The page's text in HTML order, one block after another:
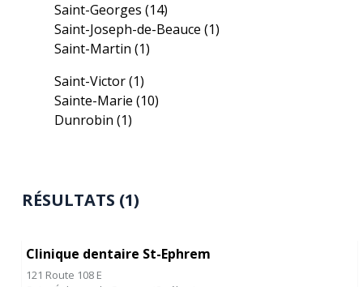
Saint-Georges(14)
Saint-Joseph-de-Beauce(1)
Saint-Martin(1)
Saint-Victor(1)
Sainte-Marie(10)
Dunrobin(1)
RÉSULTATS (1)
Clinique dentaire St-Ephrem
121 Route 108 E